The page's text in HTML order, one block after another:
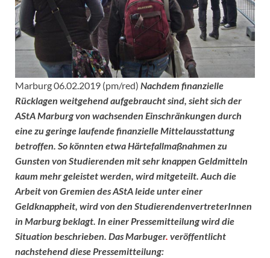
Marburg 06.02.2019 (pm/red) Nachdem finanzielle
Rücklagen weitgehend aufgebraucht sind, sieht sich der
AStA Marburg von wachsenden Einschränkungen durch
eine zu geringe laufende finanzielle Mittelausstattung
betroffen. So könnten etwa Härtefallmaßnahmen zu
Gunsten von Studierenden mit sehr knappen Geldmitteln
kaum mehr geleistet werden, wird mitgeteilt. Auch die
Arbeit von Gremien des AStA leide unter einer
Geldknappheit, wird von den StudierendenvertreterInnen
in Marburg beklagt. In einer Pressemitteilung wird die
Situation beschrieben. Das Marbuger. veröffentlicht
nachstehend diese Pressemitteilung: